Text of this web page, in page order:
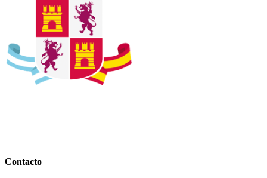
Contacto